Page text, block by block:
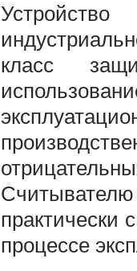
класс
практически
процессе